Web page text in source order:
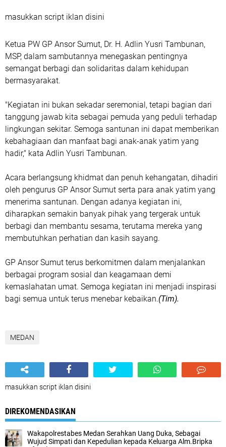
masukkan script iklan disini
Ketua PW GP Ansor Sumut, Dr. H. Adlin Yusri Tambunan,
MSP, dalam sambutannya menegaskan pentingnya
semangat berbagi dan solidaritas dalam kehidupan
bermasyarakat.
"Kegiatan ini bukan sekadar seremonial, tetapi bagian dari
tanggung jawab kita sebagai pemuda yang peduli terhadap
lingkungan sekitar. Semoga santunan ini dapat memberikan
kebahagiaan dan manfaat bagi anak-anak yatim yang
hadir," kata Adlin Yusri Tambunan.
Acara berlangsung khidmat dan penuh kehangatan, dihadiri
oleh pengurus GP Ansor Sumut serta para anak yatim yang
menerima santunan. Dengan adanya kegiatan ini,
diharapkan semakin banyak pihak yang tergerak untuk
berbagi dan membantu sesama, terutama mereka yang
membutuhkan perhatian dan kasih sayang.
GP Ansor Sumut terus berkomitmen dalam menjalankan
berbagai program sosial dan keagamaan demi
kemaslahatan umat. Semoga kegiatan ini menjadi inspirasi
bagi semua untuk terus menebar kebaikan.(Tim).
MEDAN
masukkan script iklan disini
DIREKOMENDASIKAN
Wakapolrestabes Medan Serahkan Uang Duka, Sebagai
Wujud Simpati dan Kepedulian kepada Keluarga Alm.Bripka